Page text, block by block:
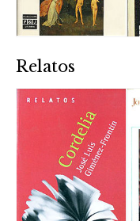
Relatos